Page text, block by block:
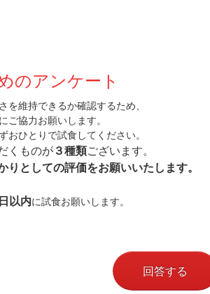
のアンケート
を維持できるか確認するため、
ご協力お願いします。
おひとりで試食してください。
くものが ３種類ございます。
りとしての評価をお願いいたします。
以内に試食お願いします。
回答する